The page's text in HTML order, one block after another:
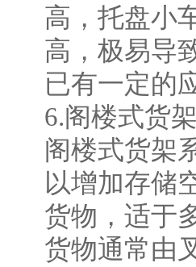
高，托盘小
高，极易导
已有一定的
6.阁楼式货
阁楼式货架
以增加存储
货物，适于
货物通常由